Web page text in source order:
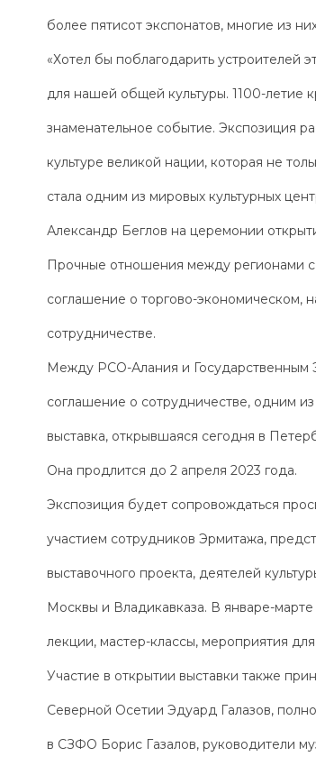
более пятисот экспонатов, многие из
«Хотел бы поблагодарить устроителей
для нашей общей культуры. 1100-летие
знаменательное событие. Экспозиция
культуре великой нации, которая не
стала одним из мировых культурных
Александр Беглов на церемонии
Прочные отношения между регионами с
соглашение о торгово-экономическом,
сотрудничестве.
Между РСО-Алания и Государственным
соглашение о сотрудничестве, одним из
выставка, открывшаяся сегодня в
Она продлится до 2 апреля 2023 года.
Экспозиция будет сопровождаться
участием сотрудников Эрмитажа,
выставочного проекта, деятелей
Москвы и Владикавказа. В январе-
лекции, мастер-классы, мероприятия
Участие в открытии выставки также
Северной Осетии Эдуард Галазов,
в СЗФО Борис Газалов, руководители